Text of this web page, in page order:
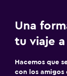
Una
tu viaje a
Hacemos que
con los amigos